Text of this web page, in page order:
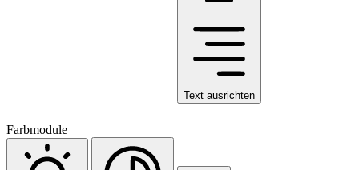
Text ausrichten
Farbmodule